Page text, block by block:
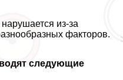
из-за
факторов.
следующие